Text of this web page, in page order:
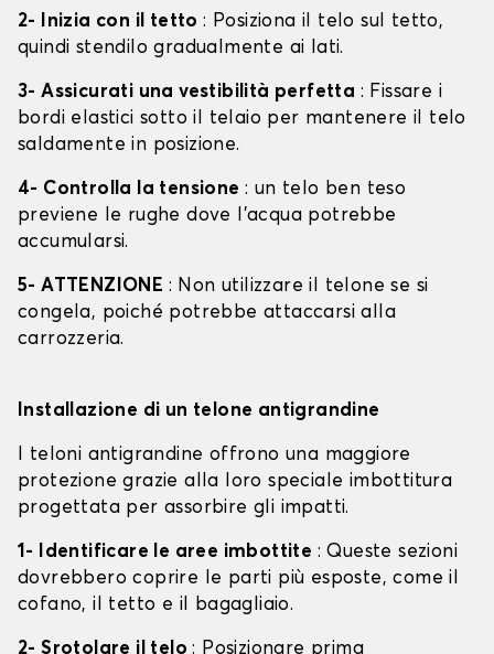
2- Inizia con il tetto: Posiziona il telo sul tetto,
quindi stendilo gradualmente ai lati.
3- Assicurati una vestibilità perfetta : Fissare i
bordi elastici sotto il telaio per mantenere il telo
saldamente in posizione.
4- Controlla la tensione : un telo ben teso
previene le rughe dove l'acqua potrebbe
accumularsi.
5- ATTENZIONE : Non utilizzare il telone se si
congela, poiché potrebbe attaccarsi alla
carrozzeria.
Installazione di un telone antigrandine
I teloni antigrandine offrono una maggiore
protezione grazie alla loro speciale imbottitura
progettata per assorbire gli impatti.
1- Identificare le aree imbottite : Queste sezioni
dovrebbero coprire le parti più esposte, come il
cofano, il tetto e il bagagliaio.
2- Srotolare il telo: Posizionare prima